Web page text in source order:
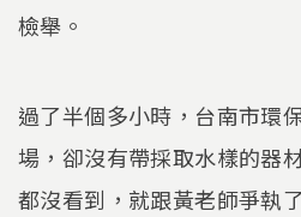
檢舉。
過了半個多小時，台南市環
場，卻沒有帶採取水樣的器
都沒看到，就跟黃老師爭執